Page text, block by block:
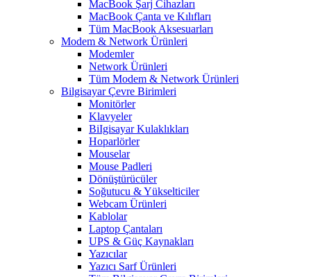
MacBook Şarj Cihazları
MacBook Çanta ve Kılıfları
Tüm MacBook Aksesuarları
Modem & Network Ürünleri
Modemler
Network Ürünleri
Tüm Modem & Network Ürünleri
Bilgisayar Çevre Birimleri
Monitörler
Klavyeler
BiIgisayar Kulaklıkları
Hoparlörler
Mouselar
Mouse Padleri
Dönüştürücüler
Soğutucu & Yükselticiler
Webcam Ürünleri
Kablolar
Laptop Çantaları
UPS & Güç Kaynakları
Yazıcılar
Yazıcı Sarf Ürünleri